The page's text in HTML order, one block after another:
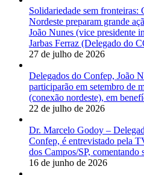
João
Nunes
vice-
presidente
e,
Delegado
Parlamentar
Jarbas
Ferraz
(
CONFEP),
com
o
Cel.
José
Solidariedade sem
Nordeste preparam grande
João Nunes (vice presidente
Jarbas Ferraz (Delegado do
27 de julho de 2026
Delegados do Confep, João
participarão em setembro de
(conexão nordeste), em
22 de julho de 2026
Dr. Marcelo Godoy –
Confep, é entrevistado pela
dos Campos/SP, comentando
16 de junho de 2026